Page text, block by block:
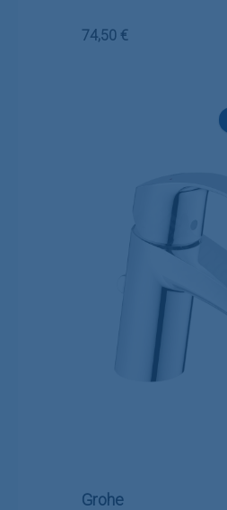
Regulärer Preis:
74,50 €
Grohe